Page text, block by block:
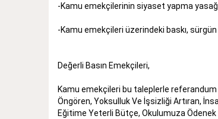
-Kamu emekçilerinin siyaset yapma yasağı
-Kamu emekçileri üzerindeki baskı, sürgün
Değerli Basın Emekçileri,
Kamu emekçileri bu taleplerle referandum
Öngören, Yoksulluk Ve İşsizliği Artıran,
Eğitime Yeterli Bütçe, Okulumuza Ödenek